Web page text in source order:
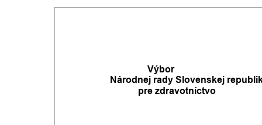
                Výbor
Národnej rady Slovenskej
            pre zdravotníctvo